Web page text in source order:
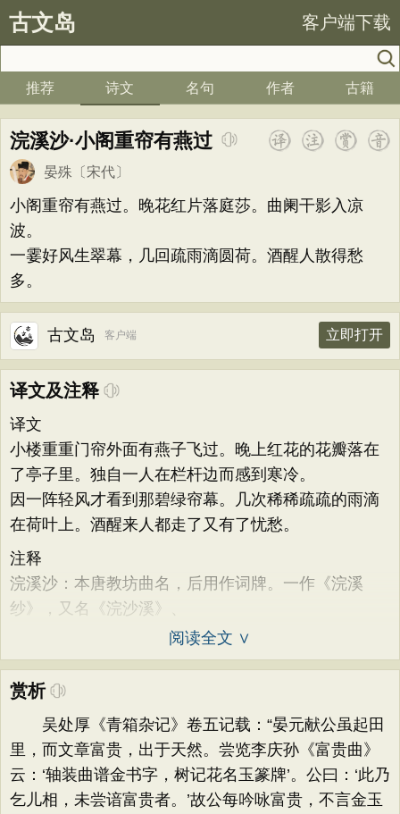
古文岛 客户端下载
推荐 诗文 名句 作者 古籍
浣溪沙·小阁重帘有燕过
晏殊 〔宋代〕
小阁重帘有燕过。晚花红片落庭莎。曲阑干影入凉
波。
一霎好风生翠幕，几回疏雨滴圆荷。酒醒人散得愁
多。
古文岛 客户端 立即打开
译文及注释
译文
小楼重重门帘外面有燕子飞过。晚上红花的花瓣落在
了亭子里。独自一人在栏杆边而感到寒冷。
因一阵轻风才看到那碧绿帘幕。几次稀稀疏疏的雨滴
在荷叶上。酒醒来人都走了又有了忧愁。
注释
浣溪沙：本唐教坊曲名，后用作词牌。一作《浣溪
纱》，又名《浣沙溪》、
阅读全文 ∨
赏析
吴处厚《青箱杂记》卷五记载：“晏元献公虽起田
里，而文章富贵，出于天然。尝览李庆孙《富贵曲》
云：‘轴装曲谱金书字，树记花名玉篆牌’。公曰：‘此乃
乞儿相，未尝谙富贵者。’故公每吟咏富贵，不言金玉